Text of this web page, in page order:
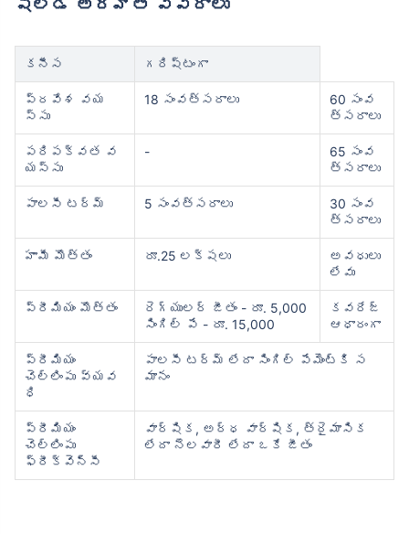
షీల్డ్ అర్హత వివరాలు
కనీస గరిష్టంగా
ప్రవేశ వయ
స్సు
18 సంవత్సరాలు
60 సంవ
త్సరాలు
పరిపక్వత వ
యస్సు
-
65 సంవ
త్సరాలు
పాలసీ టర్మ్ 5 సంవత్సరాలు
30 సంవ
త్సరాలు
హామీ మొత్తం రూ.25 లక్షలు
అవధులు
లేవు
ప్రీమియం మొత్తం
రెగ్యులర్ జీతం - రూ. 5,000
సింగిల్ పే - రూ. 15,000
కవరేజ్
ఆధారంగా
ప్రీమియం
చెల్లింపు వ్యవ
ధి
పాలసీ టర్మ్ లేదా సింగిల్ పేమెంట్‌కి స
మానం
ప్రీమియం
చెల్లింపు
ఫ్రీక్వెన్సీ
వార్షిక, అర్ధ వార్షిక, త్రైమాసిక
లేదా నెలవారీ లేదా ఒకే జీతం